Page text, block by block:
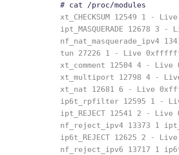
# cat /proc/modules
xt_CHECKSUM 12549 1 -
ipt_MASQUERADE 12678
nf_nat_masquerade_ipv4
tun 27226 1 - Live
xt_comment 12504 4 -
xt_multiport 12798 4 -
xt_nat 12681 6 - Live
ip6t_rpfilter 12595 1 -
ipt_REJECT 12541 2 -
nf_reject_ipv4 13373 1
ip6t_REJECT 12625 2 -
nf_reject_ipv6 13717 1